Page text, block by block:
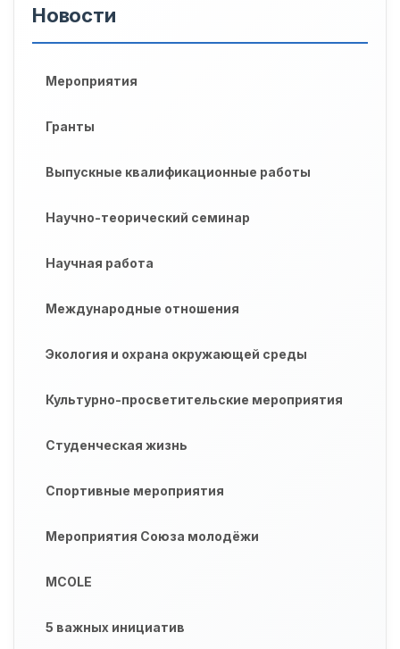
Новости
Мероприятия
Гранты
Выпускные квалификационные работы
Научно-теорический семинар
Научная работа
Международные отношения
Экология и охрана окружающей среды
Культурно-просветительские мероприятия
Студенческая жизнь
Спортивные мероприятия
Мероприятия Союза молодёжи
MCOLE
5 важных инициатив